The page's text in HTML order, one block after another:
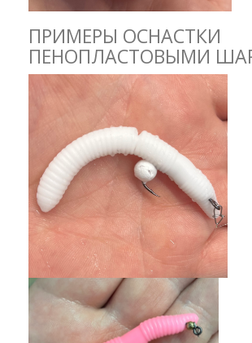
ПРИМЕРЫ ОСНАСТКИ
ПЕНОПЛАСТОВЫМИ